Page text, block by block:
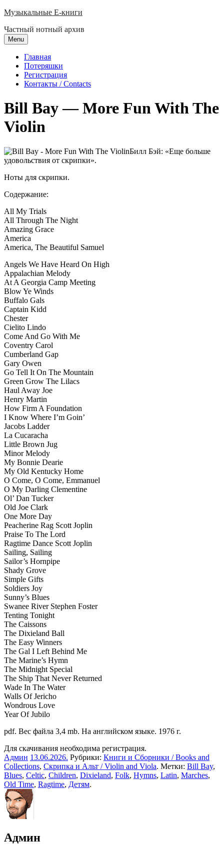
Skip
content
Музыкальные E-книги
Частный нотный архив
Menu
Главная
Потеряшки
Регистрация
Контакты / Contacts
Bill Bay — More Fun With The
Violin
Билл Бэй: «Еще больше
удовольствия от скрипки».
Ноты для скрипки.
Содержание:
All My Trials
All Through The Night
Amazing Grace
America
America, The Beautiful Samuel
Angels We Have Heard On High
Appalachian Melody
At A Georgia Camp Meeting
Blow Ye Winds
Buffalo Gals
Captain Kidd
Chester
Cielito Lindo
Come And Go With Me
Coventry Carol
Cumberland Gap
Gary Owen
Go Tell It On The Mountain
Green Grow The Lilacs
Haul Away Joe
Henry Martin
How Firm A Foundation
I Know Where I’m Goin’
Jacobs Ladder
La Cucaracha
Little Brown Jug
Minor Melody
My Bonnie Dearie
My Old Kentucky Home
O Come, O Come, Emmanuel
O My Darling Clementine
Ol’ Dan Tucker
Old Joe Clark
One More Day
Peacherine Rag Scott Joplin
Praise To The Lord
Ragtime Dance Scott Joplin
Sailing, Sailing
Sailor’s Hornpipe
Shady Grove
Simple Gifts
Soldiers Joy
Sunny’s Blues
Swanee River Stephen Foster
Tenting Tonight
The Caissons
The Dixieland Ball
The Easy Winners
The Gal I Left Behind Me
The Marine’s Hymn
The Midnight Special
The Ship That Never Returned
Wade In The Water
Walls Of Jericho
Wondrous Love
Year Of Jubilo
pdf. Вес файла 3,4 mb. На английском языке. 1976 г.
Для скачивания необходима регистрация.
Админ 13.06.2026. Рубрики: Книги и Сборники / Books and
Collections, Скрипка и Альт / Violin and Viola. Метки: Bill Bay,
Blues, Celtic, Children, Dixieland, Folk, Hymns, Latin, Marches,
Old Time, Ragtime, Детям.
Админ